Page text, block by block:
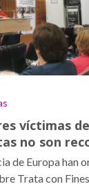
víctimas
no son
de Europa han
Trata con